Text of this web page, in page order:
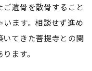
遺骨を散骨すること
ます。相談せず進め
てきた菩提寺との関
ます。